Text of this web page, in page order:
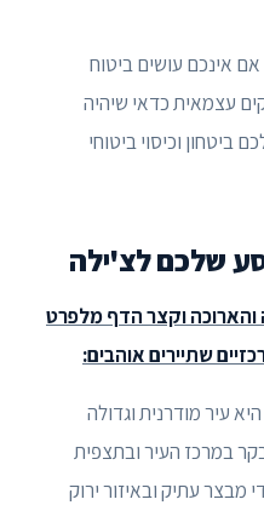
אם אינכם עושים ביטוח
עצמאית כדאי שיהיה
וכיסוי ביטוחי
שלכם לצ'ילה
וקצר הדף מלפרט
שתיירים אוהבים:
עיר מודרנית וגדולה
במרכז העיר ובתצפית
מבצר עתיק ובאיזור ירוק